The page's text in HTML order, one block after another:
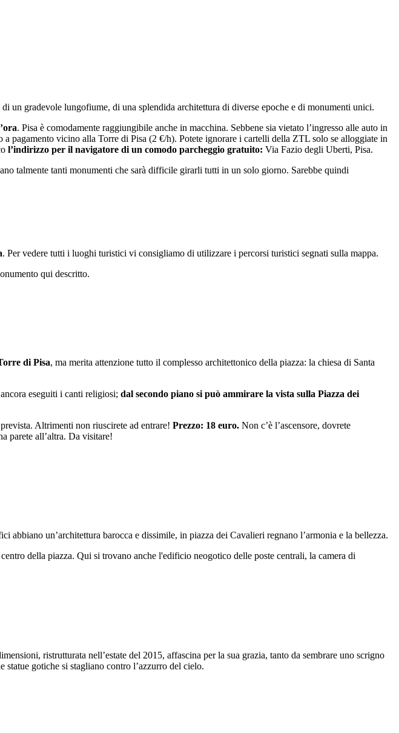
un gradevole lungofiume, di una splendida architettura di diverse epoche e di monumenti unici.
. Pisa è comodamente raggiungibile anche in macchina. Sebbene sia vietato l’ingresso alle auto in
pagamento vicino alla Torre di Pisa (2 €/h). Potete ignorare i cartelli della ZTL solo se alloggiate in
l’indirizzo per il navigatore di un comodo parcheggio gratuito: Via Fazio degli Uberti, Pisa.
talmente tanti monumenti che sarà difficile girarli tutti in un solo giorno. Sarebbe quindi
. Per vedere tutti i luoghi turistici vi consigliamo di utilizzare i percorsi turistici segnati sulla mappa.
qui descritto.
di Pisa, ma merita attenzione tutto il complesso architettonico della piazza: la chiesa di Santa
eseguiti i canti religiosi; dal secondo piano si può ammirare la vista sulla Piazza dei
Altrimenti non riuscirete ad entrare! Prezzo: 18 euro. Non c’è l’ascensore, dovrete
parete all’altra. Da visitare!
abbiano un’architettura barocca e dissimile, in piazza dei Cavalieri regnano l’armonia e la bellezza.
della piazza. Qui si trovano anche l'edificio neogotico delle poste centrali, la camera di
ristrutturata nell’estate del 2015, affascina per la sua grazia, tanto da sembrare uno scrigno
gotiche si stagliano contro l’azzurro del cielo.